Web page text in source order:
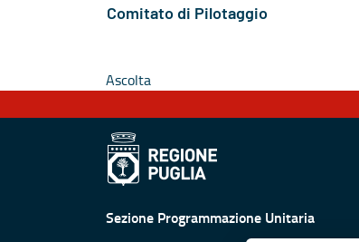
Comitato di Pilotaggio
Ascolta
Sezione Programmazione Unitaria